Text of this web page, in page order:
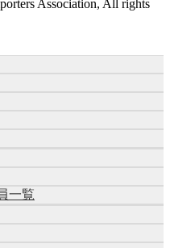
Association, All rights
一覧